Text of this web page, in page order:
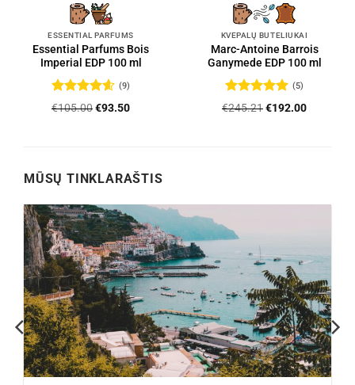
ESSENTIAL PARFUMS
Essential Parfums Bois
Imperial EDP 100 ml
Įvertinimas:
(9)
€105.00Original
€93.50Current
KVEPALŲ BUTELIUKAI
Marc-Antoine Barrois
Ganymede EDP 100 ml
Įvertinimas:
(5)
€245.21Original
€192.00Current
MŪSŲ TINKLARAŠTIS